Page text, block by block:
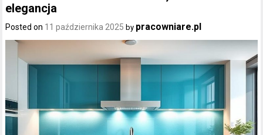
elegancja
Posted on 11 października 2025 by pracowniare.pl